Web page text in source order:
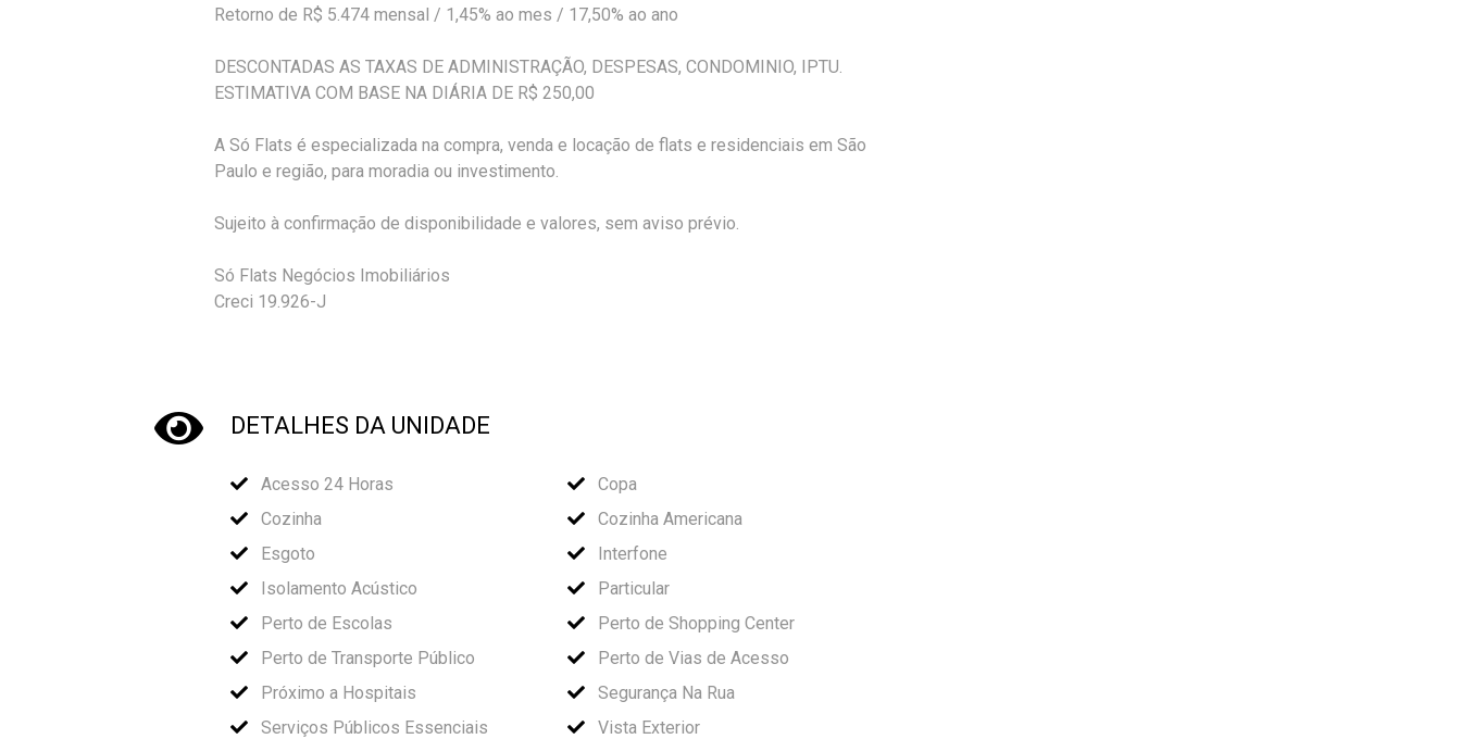
Retorno de R$ 5.474 mensal / 1,45% ao mes / 17,50% ao ano
DESCONTADAS AS TAXAS DE ADMINISTRAÇÃO, DESPESAS, CONDOMINIO, IPTU.
ESTIMATIVA COM BASE NA DIÁRIA DE R$ 250,00
A Só Flats é especializada na compra, venda e locação de flats e residenciais em São
Paulo e região, para moradia ou investimento.
Sujeito à confirmação de disponibilidade e valores, sem aviso prévio.
Só Flats Negócios Imobiliários
Creci 19.926-J
DETALHES DA UNIDADE
Acesso 24 Horas
Copa
Cozinha
Cozinha Americana
Esgoto
Interfone
Isolamento Acústico
Particular
Perto de Escolas
Perto de Shopping Center
Perto de Transporte Público
Perto de Vias de Acesso
Próximo a Hospitais
Segurança Na Rua
Serviços Públicos Essenciais
Vista Exterior